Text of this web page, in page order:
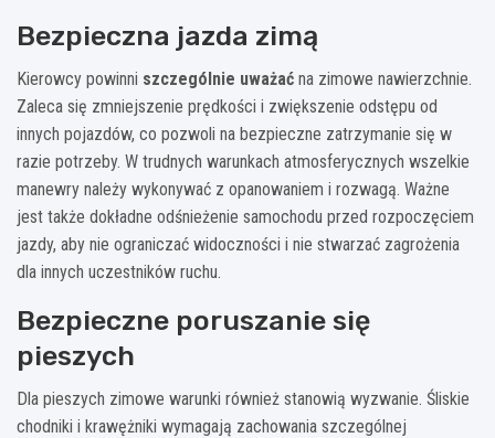
Bezpieczna jazda zimą
Kierowcy powinni szczególnie uważać na zimowe nawierzchnie.
Zaleca się zmniejszenie prędkości i zwiększenie odstępu od
innych pojazdów, co pozwoli na bezpieczne zatrzymanie się w
razie potrzeby. W trudnych warunkach atmosferycznych wszelkie
manewry należy wykonywać z opanowaniem i rozwagą. Ważne
jest także dokładne odśnieżenie samochodu przed rozpoczęciem
jazdy, aby nie ograniczać widoczności i nie stwarzać zagrożenia
dla innych uczestników ruchu.
Bezpieczne poruszanie się
pieszych
Dla pieszych zimowe warunki również stanowią wyzwanie. Śliskie
chodniki i krawężniki wymagają zachowania szczególnej